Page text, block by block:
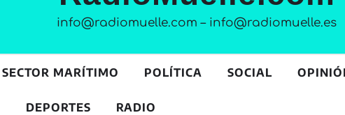
info@radiomuelle.com – info@radiomuelle.es
SECTOR MARÍTIMO POLÍTICA SOCIAL
DEPORTES RADIO